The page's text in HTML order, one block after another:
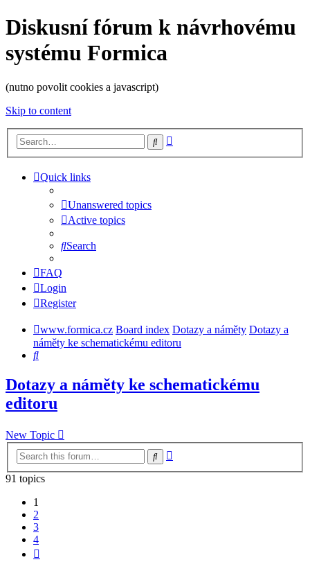
Diskusní fórum k návrhovému
systému Formica
(nutno povolit cookies a javascript)
Skip to content
Search
Quick links
Unanswered topics
Active topics
Search
FAQ
Login
Register
www.formica.cz Board index Dotazy a náměty Dotazy a
náměty ke schematickému editoru
Search
Dotazy a náměty ke schematickému
editoru
New Topic
Search
91 topics
1
2
3
4